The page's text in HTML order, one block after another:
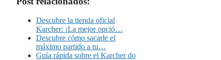
Descubre la tienda oficial
Karcher: ¡La mejor opció…
Descubre cómo sacarle el
máximo partido a tu…
Guía rápida sobre el Karcher do